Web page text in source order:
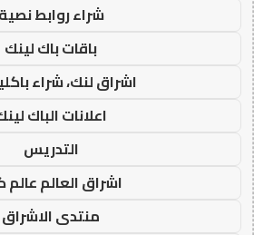
شراء روابط نصية
باقات باك لينك
اشراق لنك، شراء
اعلانات الباك
التدريس
اشراق العالم عالم
منتدى الاشراق